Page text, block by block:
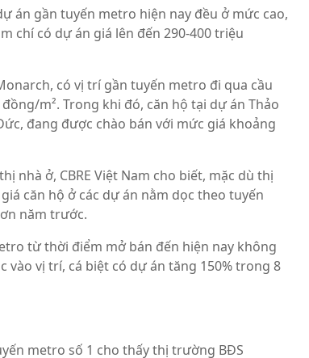
án gần tuyến metro hiện nay đều ở mức cao,
chí có dự án giá lên đến 290-400 triệu
có vị trí gần tuyến metro đi qua cầu
m². Trong khi đó, căn hộ tại dự án Thảo
đang được chào bán với mức giá khoảng
nhà ở, CBRE Việt Nam cho biết, mặc dù thị
căn hộ ở các dự án nằm dọc theo tuyến
năm trước.
từ thời điểm mở bán đến hiện nay không
vị trí, cá biệt có dự án tăng 150% trong 8
metro số 1 cho thấy thị trường BĐS